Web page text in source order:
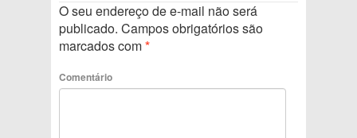
O seu endereço de e-mail não será
publicado. Campos obrigatórios são
marcados com*
Comentário